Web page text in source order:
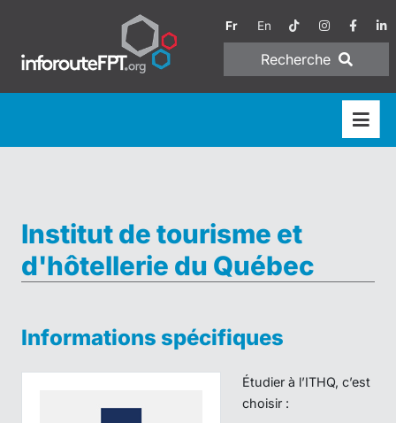
Fr En
Recherche
Institut de tourisme et
d'hôtellerie du Québec
Informations spécifiques
Étudier à l’ITHQ, c’est
choisir :